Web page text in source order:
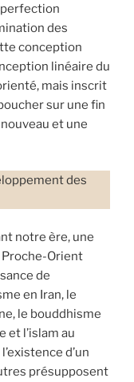
des
conception
linéaire du
mais inscrit
sur une fin
et une
des
notre ère, une
Proche-Orient
de
en Iran, le
le bouddhisme
et l’islam au
d’un
présupposent